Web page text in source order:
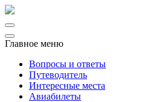
Главное меню
Вопросы и ответы
Путеводитель
Интересные места
Авиабилеты